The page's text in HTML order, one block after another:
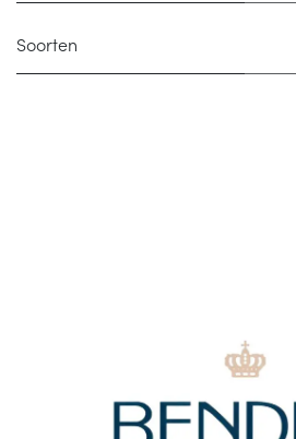
Soorten